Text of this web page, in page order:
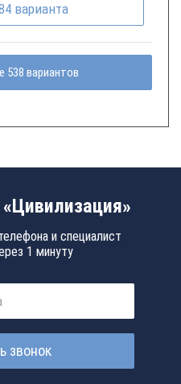
варианта
538 вариантов
и специалист
1 минуту
звонок